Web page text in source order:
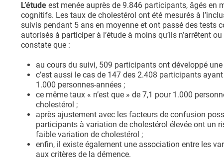
L’étude est menée auprès de 9.846 participants, âgés en
cognitifs. Les taux de cholestérol ont été mesurés à
suivis pendant 5 ans en moyenne et ont passé des tests
autorisés à participer à l’étude à moins qu’ils n’arrêtent
constate que :
au cours du suivi, 509 participants ont développé une
c’est aussi le cas de 147 des 2.408 participants
1.000 personnes-années ;
ce même taux « n’est que » de 7,1 pour 1.000
cholestérol ;
après ajustement avec les facteurs de confusion
participants à variation de cholestérol élevée ont un
faible variation de cholestérol ;
enfin, il existe également une association entre les
aux critères de la démence.